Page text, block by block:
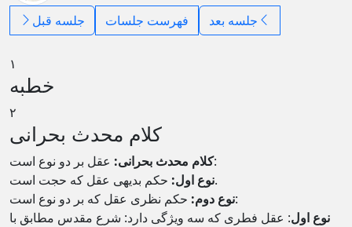
جلسه قبل فهرست جلسات جلسه بعد
۱
خطبه
۲
کلام محدث بحرانی
کلام محدث بحرانی:عقل بر دو نوع است:
نوع اول:حکم بدیهی عقل که حجت است.
نوع دوم:حکم نظری عقل که بر دو نوع است:
نوع اول: عقل فطری که سه ویژگی دارد: شرع مقدس مطابق با